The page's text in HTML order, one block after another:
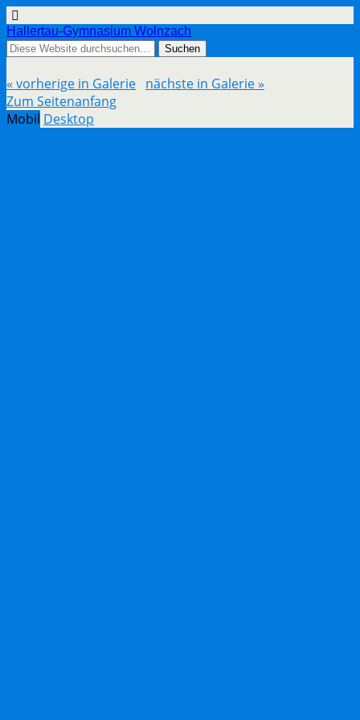
Hallertau-Gymnasium Wolnzach
« vorherige in Galerie nächste in Galerie »
Zum Seitenanfang
Mobil Desktop